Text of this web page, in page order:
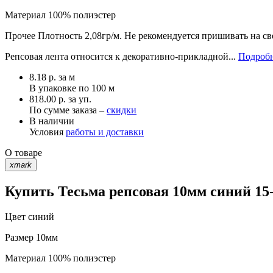
Материал 100% полиэстер
Прочее Плотность 2,08гр/м. Не рекомендуется пришивать на
Репсовая лента относится к декоративно-прикладной...
8.18 р. за м
В упаковке по 100 м
818.00 р. за уп.
По сумме заказа – скидки
В наличии
Условия работы и доставки
О товаре
xmark
Купить Тесьма репсовая 10мм синий
Цвет синий
Размер 10мм
Материал 100% полиэстер